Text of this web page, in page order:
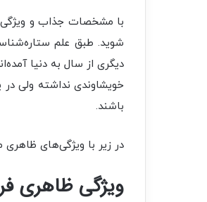
با مشخصات جذاب و
شوید. طبق علم
دیگری از سال به دنیا
خویشاوندی نداشته ولی
باشند.
در زیر با ویژگی‌های
ویژگی‌ ظاهری